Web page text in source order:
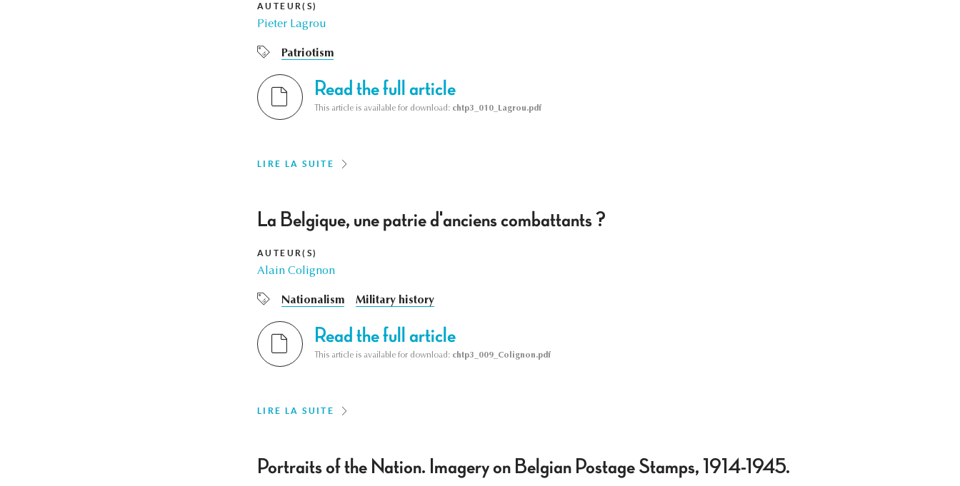
AUTEUR(S)
Pieter Lagrou
Patriotism
Read the full article
This article is available for download: chtp3_010_Lagrou.pdf
LIRE LA SUITE
La Belgique, une patrie d'anciens combattants ?
AUTEUR(S)
Alain Colignon
Nationalism Military history
Read the full article
This article is available for download: chtp3_009_Colignon.pdf
LIRE LA SUITE
Portraits of the Nation. Imagery on Belgian Postage Stamps, 1914-1945.